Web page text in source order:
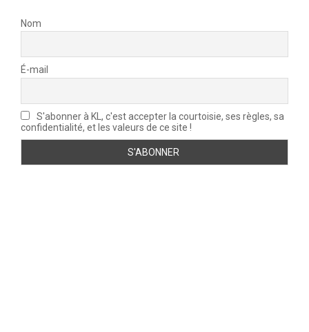
Nom
É-mail
S'abonner à KL, c'est accepter la courtoisie, ses règles, sa
confidentialité, et les valeurs de ce site !